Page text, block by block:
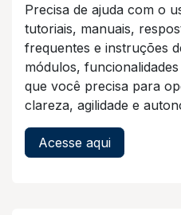
Precisa de ajuda com o
tutoriais, manuais,
frequentes e instruções
módulos,
que você precisa para
clareza, agilidade e
Acesse aqui